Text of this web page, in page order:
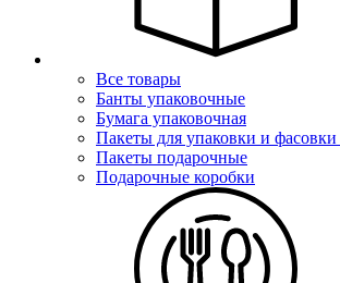
Все товары
Банты упаковочные
Бумага упаковочная
Пакеты для упаковки и фасовки
Пакеты подарочные
Подарочные коробки